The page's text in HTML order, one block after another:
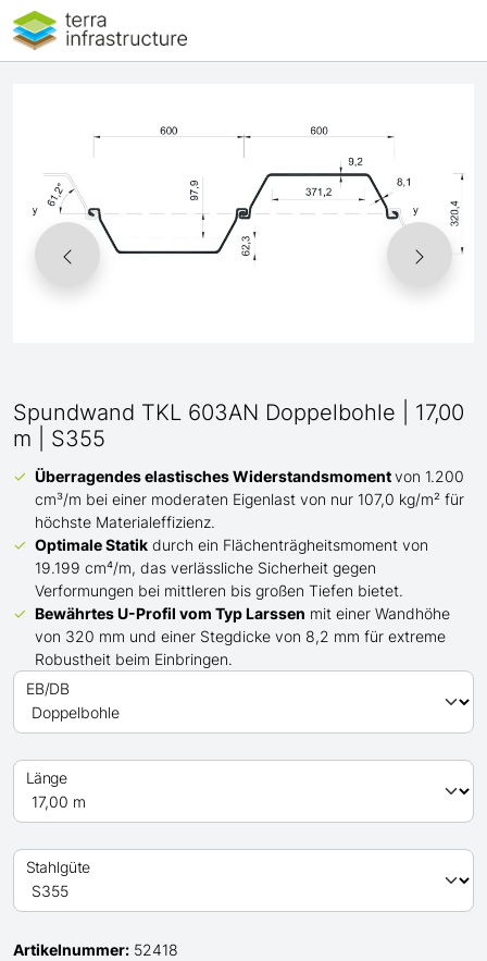
Spundwand TKL 603AN Doppelbohle | 17,00
m | S355
Überragendes elastisches Widerstandsmomentvon 1.200
cm³/m bei einer moderaten Eigenlast von nur 107,0 kg/m² für
höchste Materialeffizienz.
Optimale Statik durch ein Flächenträgheitsmoment von
19.199 cm⁴/m, das verlässliche Sicherheit gegen
Verformungen bei mittleren bis großen Tiefen bietet.
BewährtesU-Profil vom Typ Larssen mit einer Wandhöhe
von 320 mm und einer Stegdicke von 8,2 mm für extreme
Robustheit beim Einbringen.
EB/DB
Länge
Stahlgüte
Artikelnummer: 52418